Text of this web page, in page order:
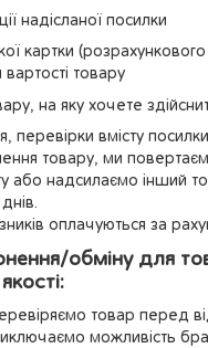
надісланої посилки
картки
товару
на яку хочете
перевірки вмісту
товару, ми
або надсилаємо інший
оплачуються за
обміну для
товар перед
можливість